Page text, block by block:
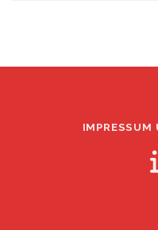
IMPRESSUM